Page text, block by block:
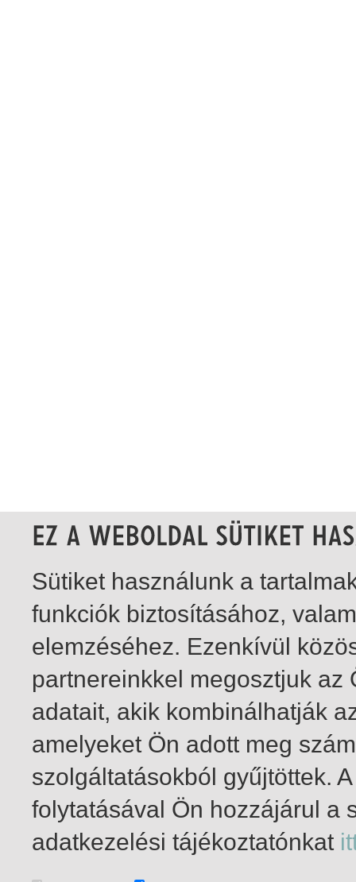
1-0 / total 0 hit
Sütiket használunk a
funkciók biztosításához,
elemzéséhez. Ezenkívül
partnereinkkel megosztjuk
adatait, akik kombinálhatják
amelyeket Ön adott meg
szolgáltatásokból gyűjtöttek.
folytatásával Ön hozzájárul a
adatkezelési tájékoztatónkat